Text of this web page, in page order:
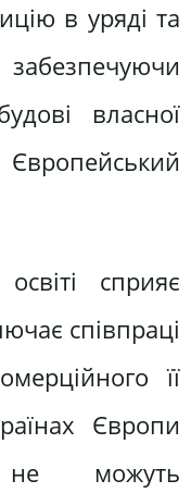
в уряді та
забезпечуючи
власної
сприяє
співпраці
її
Європи
не можуть